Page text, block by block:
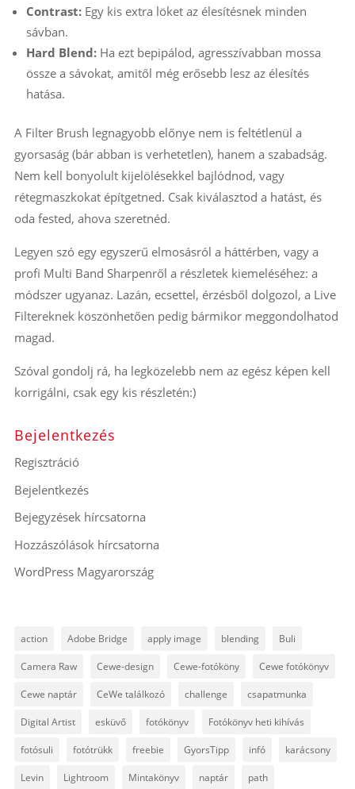
Contrast:Egy kis extra löket az élesítésnek minden
sávban.
Hard Blend:Ha ezt bepipálod, agresszívabban mossa
össze a sávokat, amitől még erősebb lesz az élesítés
hatása.
A Filter Brush legnagyobb előnye nem is feltétlenül a
gyorsaság (bár abban is verhetetlen), hanem a szabadság.
Nem kell bonyolult kijelölésekkel bajlódnod, vagy
rétegmaszkokat építgetned. Csak kiválasztod a hatást, és
oda fested, ahova szeretnéd.
Legyen szó egy egyszerű elmosásról a háttérben, vagy a
profi Multi Band Sharpenről a részletek kiemeléséhez: a
módszer ugyanaz. Lazán, ecsettel, érzésből dolgozol, a Live
Filtereknek köszönhetően pedig bármikor meggondolhatod
magad.
Szóval gondolj rá, ha legközelebb nem az egész képen kell
korrigálni, csak egy kis részletén:)
Bejelentkezés
Regisztráció
Bejelentkezés
Bejegyzések hírcsatorna
Hozzászólások hírcsatorna
WordPress Magyarország
action Adobe Bridge apply image blending Buli
Camera Raw Cewe-design Cewe-fotóköny Cewe fotókönyv
Cewe naptár CeWe találkozó challenge csapatmunka
Digital Artist esküvő fotókönyv Fotókönyv heti kihívás
fotósuli fotótrükk freebie GyorsTipp infó karácsony
Levin Lightroom Mintakönyv naptár path